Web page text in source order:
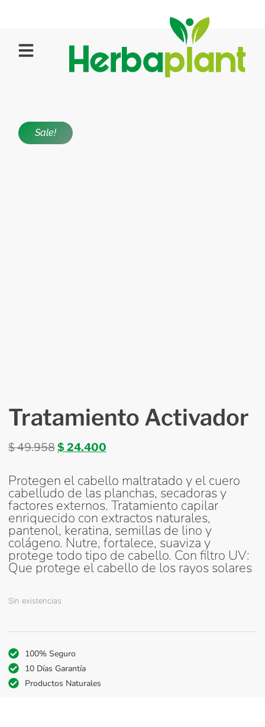
Sale!
Tratamiento Activador
$49.958$24.400
Protegen el cabello maltratado y el cuero
cabelludo de las planchas, secadoras y
factores externos. Tratamiento capilar
enriquecido con extractos naturales,
pantenol, keratina, semillas de lino y
colágeno. Nutre, fortalece, suaviza y
protege todo tipo de cabello. Con filtro UV:
Que protege el cabello de los rayos solares
Sin existencias
100% Seguro
10 Días Garantía
Productos Naturales